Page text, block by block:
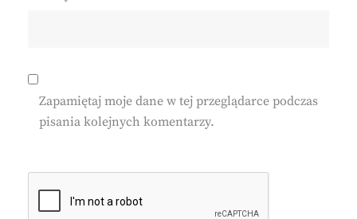
Zapamiętaj moje dane w tej przeglądarce podczas
pisania kolejnych komentarzy.